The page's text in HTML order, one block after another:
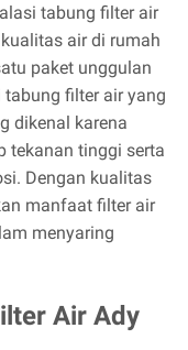
tabung filter air
air di rumah
paket unggulan
filter air yang
dikenal karena
tekanan tinggi serta
Dengan kualitas
manfaat filter air
menyaring
Air Ady